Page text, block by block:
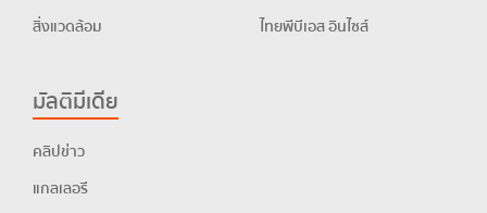
สิ่งแวดล้อม
ไทยพีบีเอส อินไซส์
มัลติมีเดีย
คลิปข่าว
แกลเลอรี